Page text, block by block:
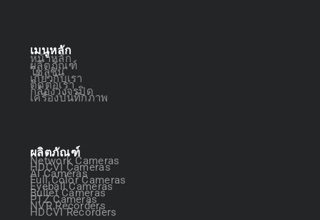
เมนูหลัก
หน้าหลัก
ผลิตภัณฑ์
โซลูชัน
เกี่ยวกับเรา
ติดต่อเรา
กล้องวงจรปิด
เครื่องบันทึกภาพ
ผลิตภัณฑ์
Network Cameras
HDCVI Cameras
AI Cameras
Full Color Cameras
Eyeball Cameras
Bullet Cameras
PTZ Cameras
NVR Recorders
HDCVI Recorders